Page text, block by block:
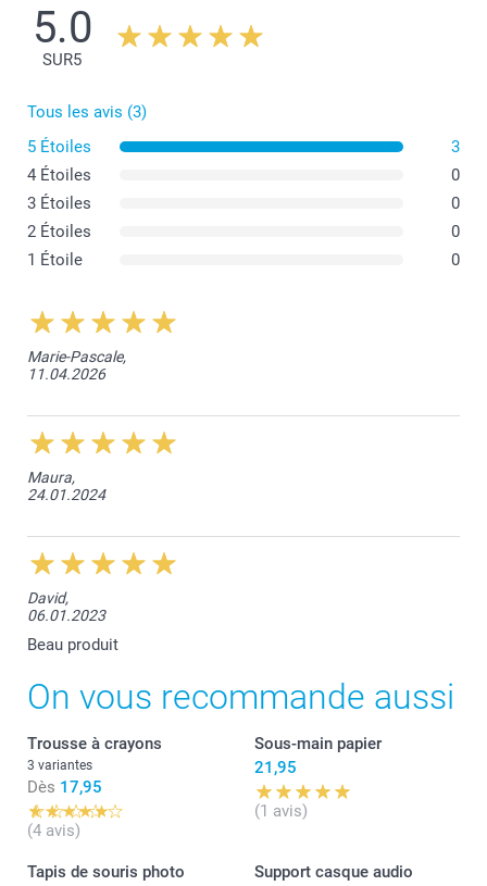
5.0
SUR5
Tous les avis (3)
5 Étoiles
3
4 Étoiles
0
3 Étoiles
0
2 Étoiles
0
1 Étoile
0
Marie-Pascale,
11.04.2026
Maura,
24.01.2024
David,
06.01.2023
Beau produit
On vous recommande aussi
Trousse à crayons
3 variantes
Dès 17,95
(4 avis)
Sous-main papier
21,95
(1 avis)
Tapis de souris photo Support casque audio